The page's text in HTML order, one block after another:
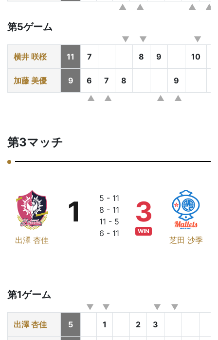
第5ゲーム
横井 咲桜 11 7 8 9 10
加藤 美優 9 6 7 8 9
第3マッチ
出澤 杏佳
1
5 - 11
8 - 11
11 - 5
6 - 11
芝田 沙季
3
WIN
第1ゲーム
出澤 杏佳 5 1 2 3